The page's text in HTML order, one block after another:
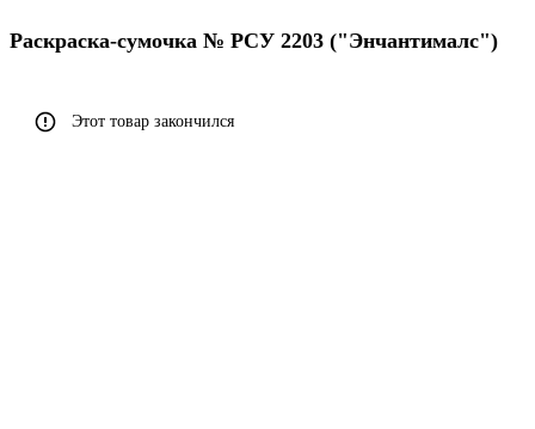
Раскраска-сумочка № РСУ 2203 ("Энчантималс")
Этот товар закончился